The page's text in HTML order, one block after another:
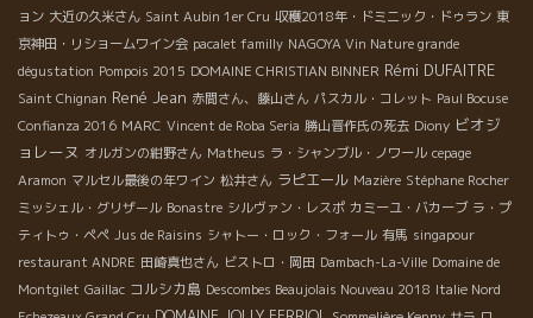
ョン 大近の久米さん Saint Aubin 1er Cru 収穫2018年・ドミニック・ドゥラン 東
京神田・リショームワイン会 pacalet familly NAGOYA Vin Nature grande
dégustation Pompois 2015 DOMAINE CHRISTIAN BINNER Rémi DUFAITRE
Saint Chignan René Jean 赤間さん、藤山さん パスカル・コレット Paul Bocuse
Confianza 2016 MARC Vincent de Roba Seria 勝山晋作氏の死去 Diony ビオジ
ョレーヌ オルガンの紺野さん Matheus ラ・シャンブル・ノワール cepage
Aramon マルセル最後の年ワイン 松井さん ラピエール Mazière Stéphane Rocher
ミッシェル・グリザール Bonastre シルヴァン・レスポ カミーユ・バカーブ ラ・プ
ティトゥ・ペペ Jus de Raisins シャトー・ロック・フォール 有馬 singapour
restaurant ANDRE 田崎真也さん ビストロ・岡田 Dambach-La-Ville Domaine de
Montgilet Gaillac コルシカ島 Descombes Beaujolais Nouveau 2018 Italie Nord